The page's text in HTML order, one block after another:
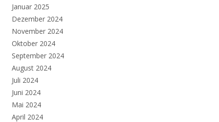
Januar 2025
Dezember 2024
November 2024
Oktober 2024
September 2024
August 2024
Juli 2024
Juni 2024
Mai 2024
April 2024